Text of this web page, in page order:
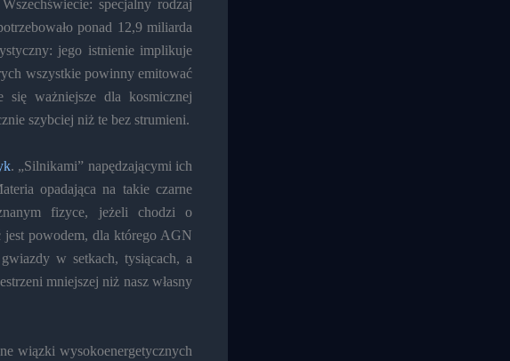
specjalny rodzaj
ponad 12,9 miliarda
jego istnienie implikuje
wszystkie powinny emitować
się ważniejsze dla kosmicznej
szybciej niż te bez strumieni.
. „Silnikami” napędzającymi ich
opadająca na takie czarne
fizyce, jeżeli chodzi o
powodem, dla którego AGN
w setkach, tysiącach, a
mniejszej niż nasz własny
wiązki wysokoenergetycznych